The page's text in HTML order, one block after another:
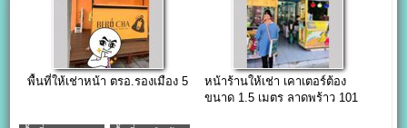
พื้นที่ให้เช่าหน้า ตรอ.รองเมือง 5
หน้าร้านให้เช่า เคาเตอร์ต้อง
ขนาด 1.5 เมตร ลาดพร้าว 101